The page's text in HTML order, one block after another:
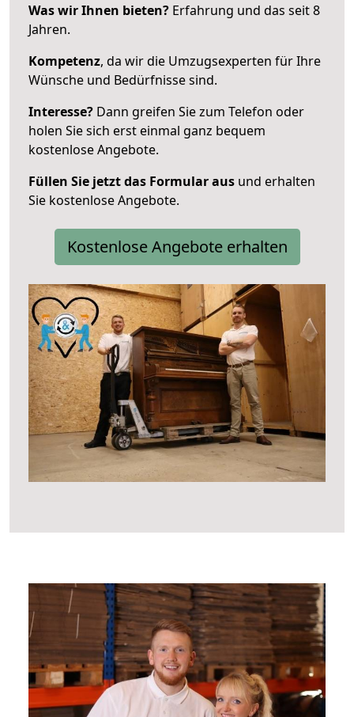
Was wir Ihnen bieten? Erfahrung und das seit 8
Jahren.
Kompetenz, da wir die Umzugsexperten für Ihre
Wünsche und Bedürfnisse sind.
Interesse? Dann greifen Sie zum Telefon oder
holen Sie sich erst einmal ganz bequem
kostenlose Angebote.
Füllen Sie jetzt das Formular aus und erhalten
Sie kostenlose Angebote.
Kostenlose Angebote erhalten